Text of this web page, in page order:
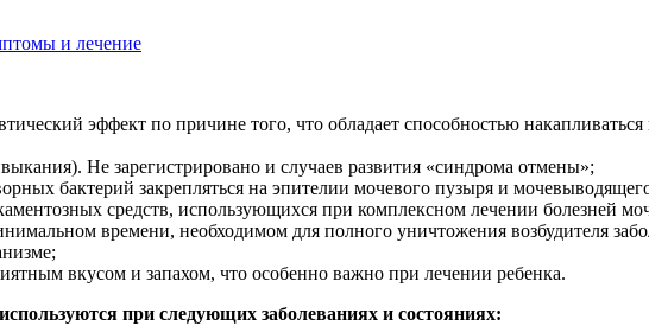
и лечение
эффект по причине того, что обладает способностью
Не зарегистрировано и случаев развития «синдрома отмены»;
бактерий закрепляться на эпителии мочевого пузыря и
средств, использующихся при комплексном лечении болезней
времени, необходимом для полного уничтожения возбудителя
вкусом и запахом, что особенно важно при лечении ребенка.
при следующих заболеваниях и состояниях: